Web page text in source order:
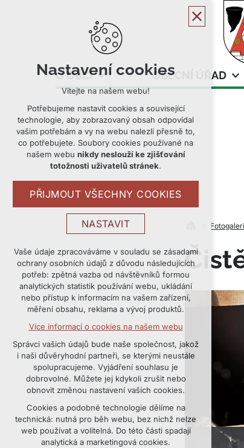
O OBCI OBECNÍ ÚŘAD
Nastavení cookies
Vítejte na našem webu!
Potřebujeme nastavit cookies a související
technologie, aby zobrazovaný obsah odpovídal
vašim potřebám a vy na webu nalezli přesně to,
co potřebujete. Soubory cookies používané na
našem webu nikdy neslouží ke zjišťování
totožnosti uživatelů stránek.
PŘIJMOUT VŠECHNY COOKIES
NASTAVIT
Technická cookies
nutná pro provozování webu
udržení kontextu stránek (session):
případná přihlášení, volby jazyka, apod.
Volitelná cookies
analytická pro anonymizované vyhodnocení
návštěvnosti
marketingová cookies (Google, Seznam,
Facebook)
Více informací o cookies na našem webu
PŘIJMOUT VŠECHNY COOKIES
ODMÍTNOUT VOLITELNÁ
Vaše údaje zpracováváme v souladu se zásadami
ochrany osobních údajů z důvodu následujících
potřeb: zpětná vazba od návštěvníků formou
analytických statistik používání webu, ukládání
nebo přístup k informacím na vašem zařízení,
měření obsahu, reklama a vývoj produktů.
Více informací o cookies na našem webu
Správci vašich údajů bude naše společnost, jakož
i naši důvěryhodní partneři, se kterými neustále
spolupracujeme. Vyjádření souhlasu je
dobrovolné. Můžete jej kdykoli zrušit nebo
obnovit změnou nastavení vašich cookies.
Cookies a podobné technologie dělíme na
technická: nutná pro běh webu, bez nichž nelze
web používat a volitelná. Do této části spadají
analytická a marketingová cookies.